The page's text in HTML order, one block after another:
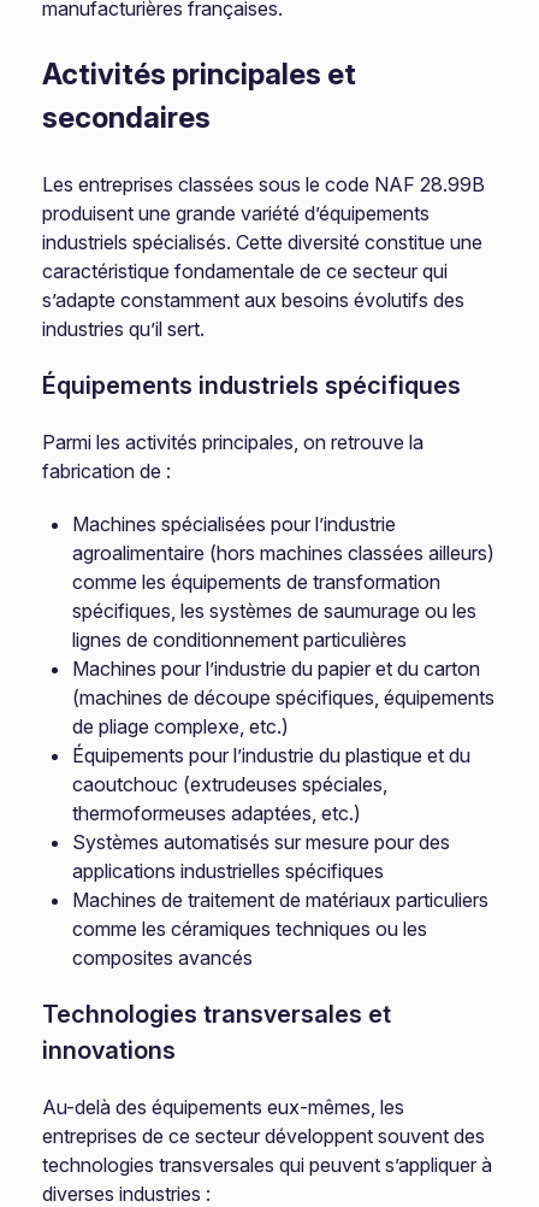
manufacturières françaises.
Activités principales et
secondaires
Les entreprises classées sous le code NAF 28.99B
produisent une grande variété d’équipements
industriels spécialisés. Cette diversité constitue une
caractéristique fondamentale de ce secteur qui
s’adapte constamment aux besoins évolutifs des
industries qu’il sert.
Équipements industriels spécifiques
Parmi les activités principales, on retrouve la
fabrication de :
Machines spécialisées pour l’industrie
agroalimentaire (hors machines classées ailleurs)
comme les équipements de transformation
spécifiques, les systèmes de saumurage ou les
lignes de conditionnement particulières
Machines pour l’industrie du papier et du carton
(machines de découpe spécifiques, équipements
de pliage complexe, etc.)
Équipements pour l’industrie du plastique et du
caoutchouc (extrudeuses spéciales,
thermoformeuses adaptées, etc.)
Systèmes automatisés sur mesure pour des
applications industrielles spécifiques
Machines de traitement de matériaux particuliers
comme les céramiques techniques ou les
composites avancés
Technologies transversales et
innovations
Au-delà des équipements eux-mêmes, les
entreprises de ce secteur développent souvent des
technologies transversales qui peuvent s’appliquer à
diverses industries :